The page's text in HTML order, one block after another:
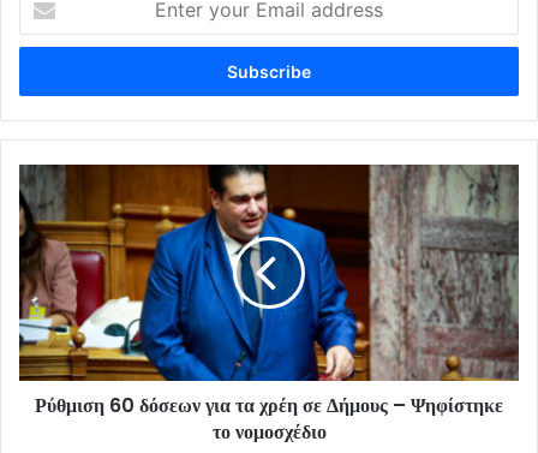
your
Email
Ρύθμιση 60 δόσεων για τα χρέη σε Δήμους – Ψηφίστηκε
το νομοσχέδιο